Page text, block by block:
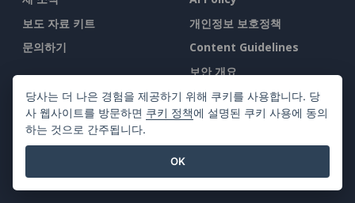
보도 자료 키트
문의하기
개인정보 보호정책
Content Guidelines
보안 개요
악용 신고
우리를 찾아
당사는 더 나은 경험을 제공하기 위해 쿠키를 사용합니다. 당
사 웹사이트를 방문하면 쿠키 정책에 설명된 쿠키 사용에 동의
하는 것으로 간주됩니다.
OK